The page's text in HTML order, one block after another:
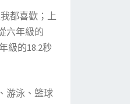
都喜歡；上
六年級的
級的18.2秒
游泳、籃球